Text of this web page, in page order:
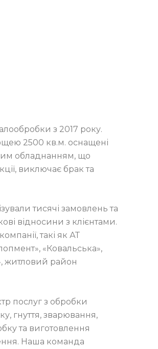
з 2017 року.
2500 кв.м. оснащені
обладнанням, що
виключає брак та
тисячі замовлень та
відносини з клієнтами.
такі як АТ
«Ковальська»,
житловий район
послуг з обробки
гнуття, зварювання,
та виготовлення
Наша команда